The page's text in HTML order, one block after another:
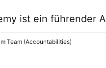
Team (Accountabilities)